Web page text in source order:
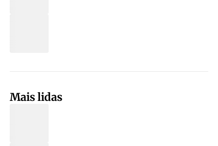
Mais lidas